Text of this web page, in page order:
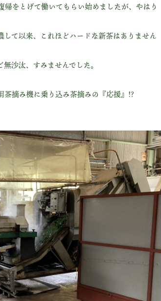
をとげて働いてもらい始めましたが、やはり
て以来、これほどハードな新茶はありません
沙汰、すみませんでした。
摘み機に乗り込み茶摘みの『応援』!?